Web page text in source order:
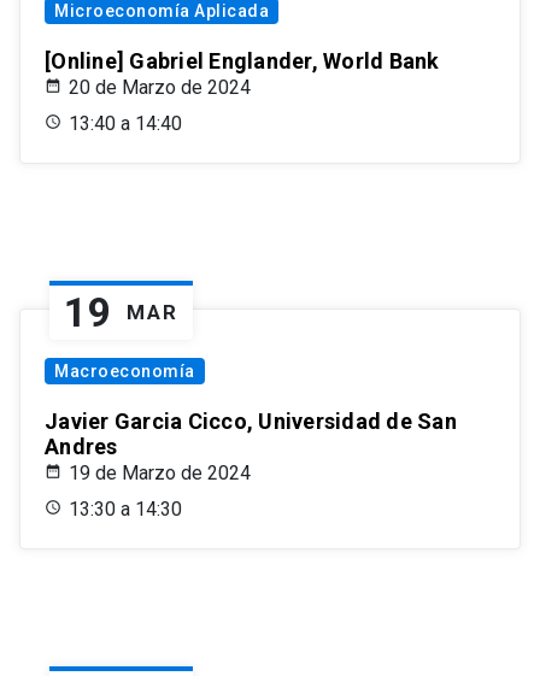
Microeconomía Aplicada
[Online] Gabriel Englander, World Bank
20 de Marzo de 2024
13:40 a 14:40
19 MAR
Macroeconomía
Javier Garcia Cicco, Universidad de San
Andres
19 de Marzo de 2024
13:30 a 14:30